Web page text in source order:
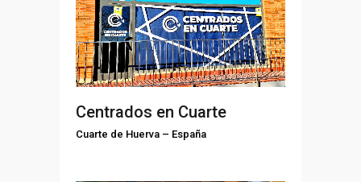
Centrados en Cuarte
Cuarte de Huerva – España